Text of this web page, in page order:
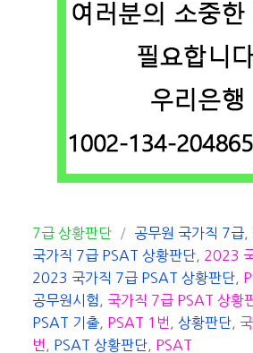
카
테
고
리
7급 상황판단
태
그
공무원 국가직 7급,
국가직 7급 PSAT 상황판단
2023
2023 국가직 7급 PSAT 상황판단
공무원시험
국가직 7급 PSAT 상황
PSAT 기출
PSAT 1번 ,상황판단
번
PSAT 상황판단 PSAT